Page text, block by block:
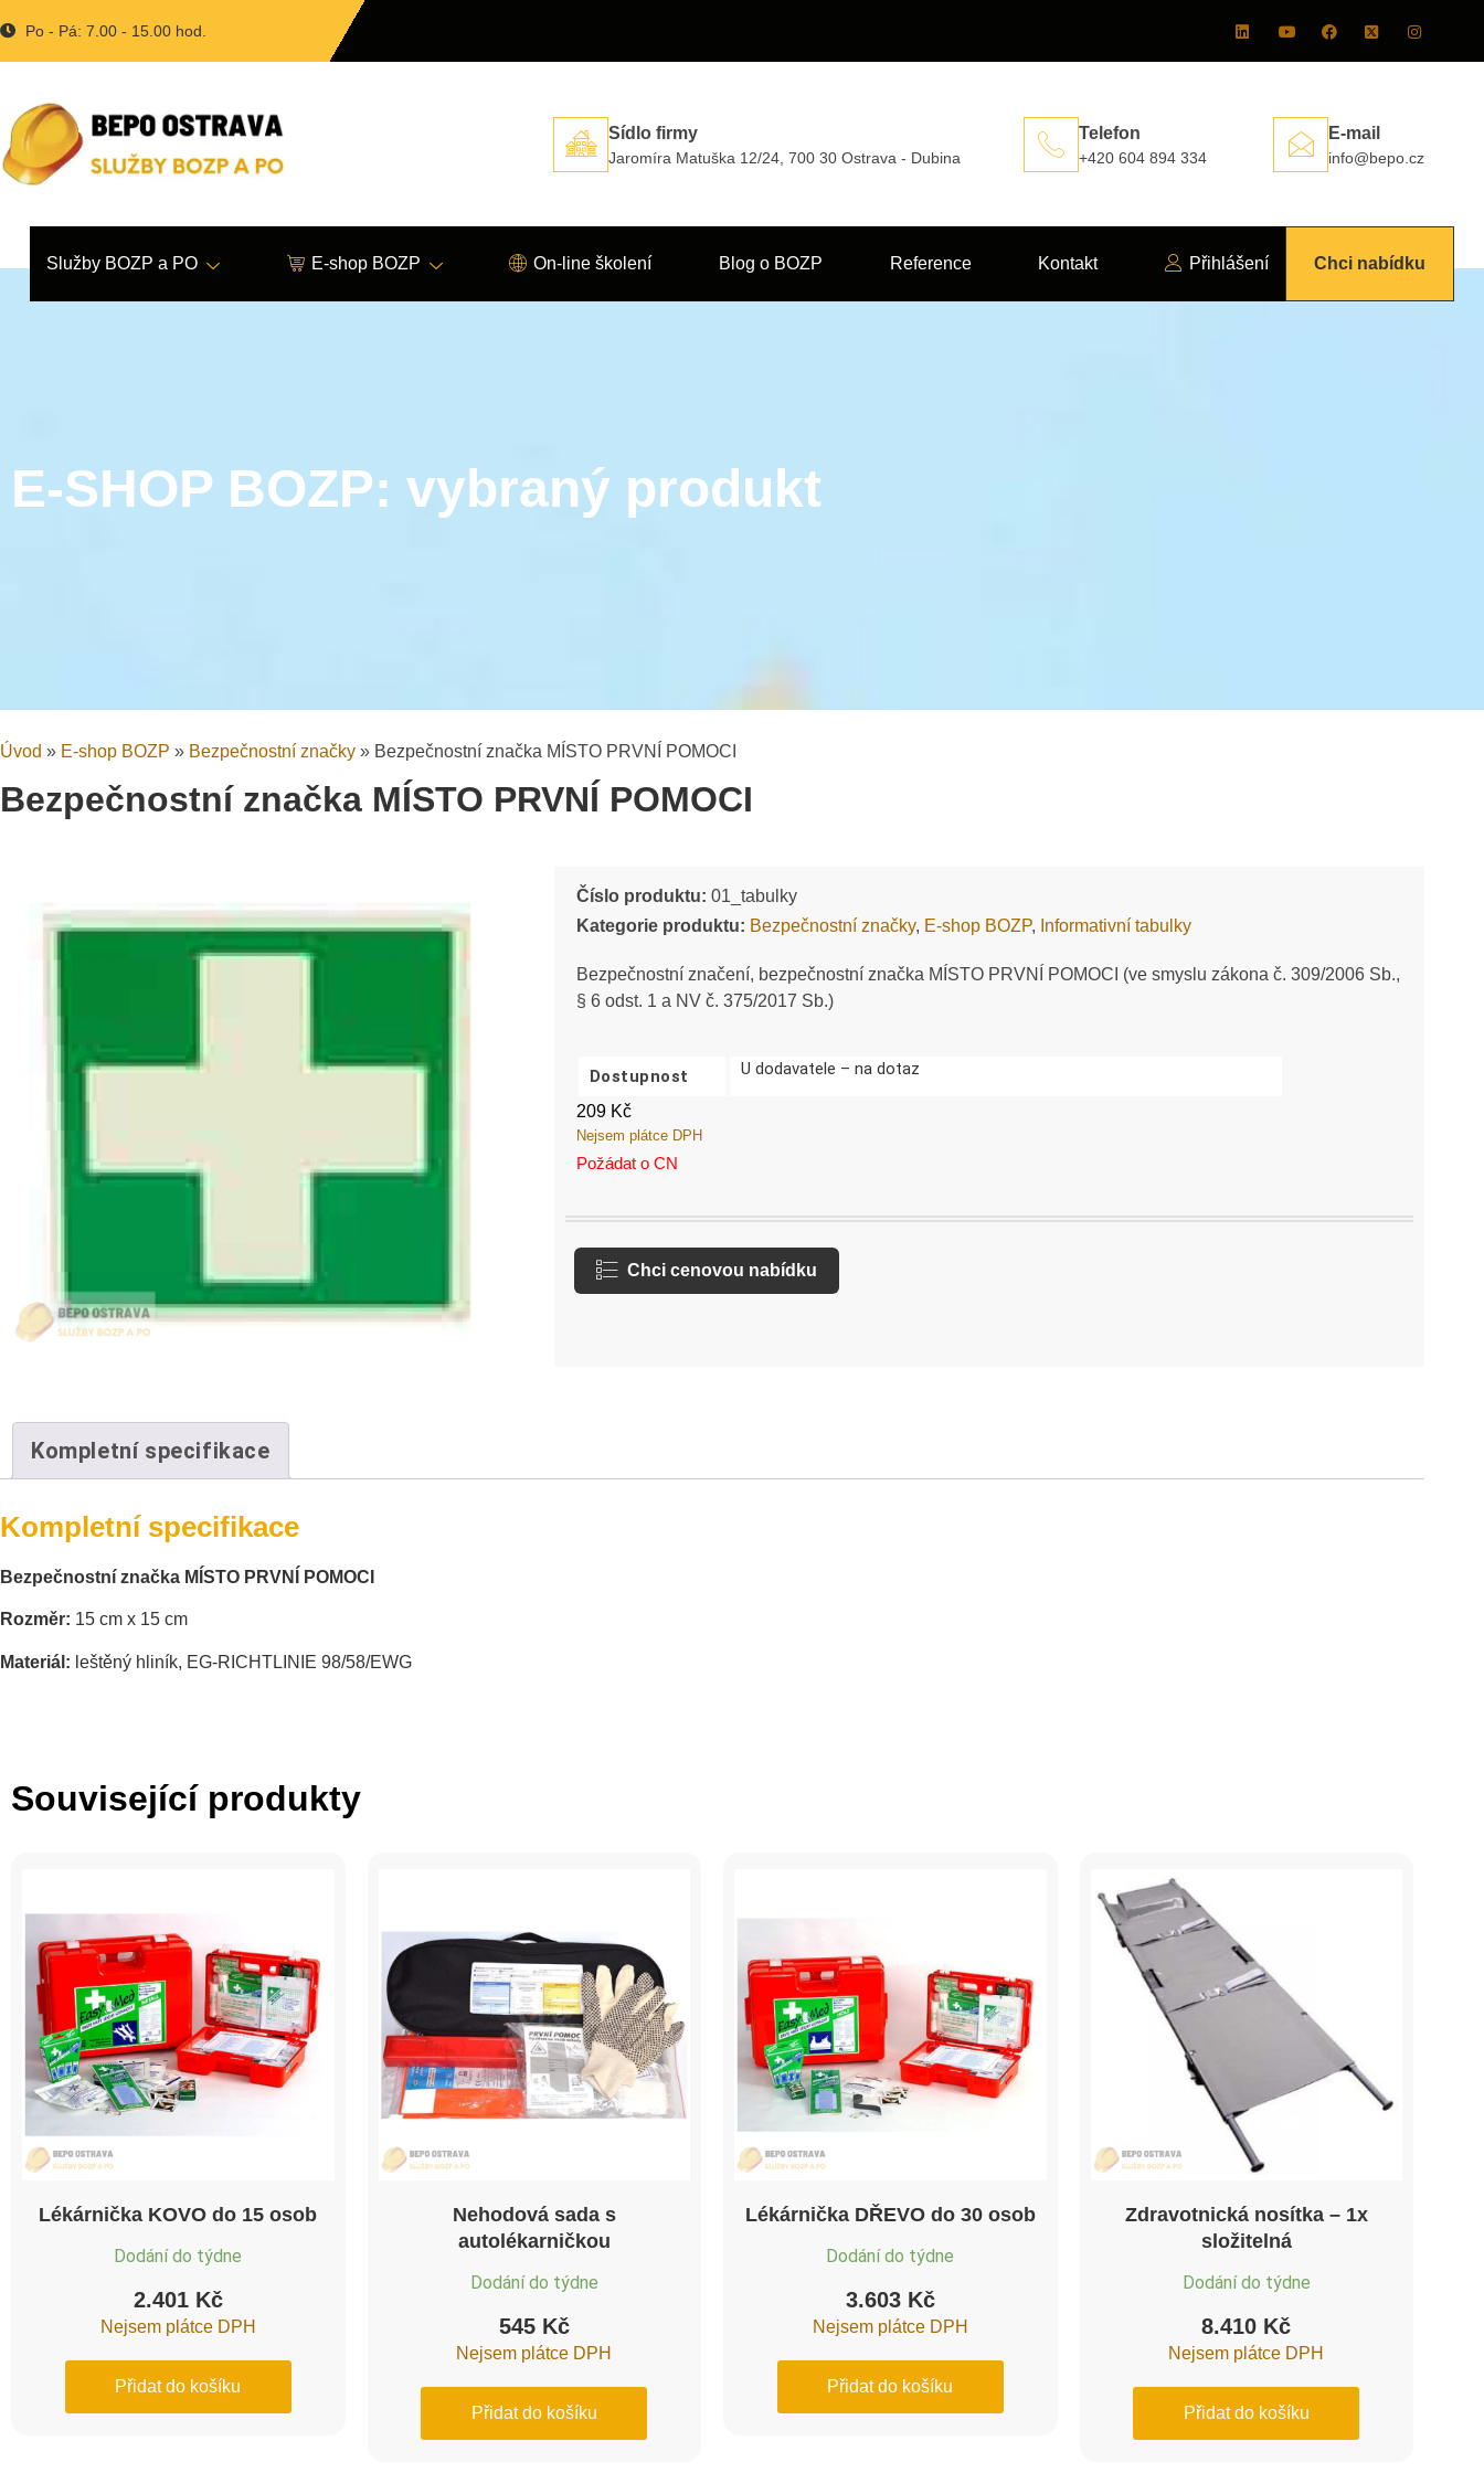
Po - Pá: 7.00 - 15.00 hod.
Sídlo firmy
Jaromíra Matuška 12/24, 700 30 Ostrava - Dubina
Telefon
+420 604 894 334
E-mail
info@bepo.cz
Služby BOZP a PO E-shop BOZP On-line školení Blog o BOZP Reference Kontakt Přihlášení Chci nabídku
E-SHOP BOZP: vybraný produkt
Úvod » E-shop BOZP » Bezpečnostní značky » Bezpečnostní značka MÍSTO PRVNÍ POMOCI
Bezpečnostní značka MÍSTO PRVNÍ POMOCI
Číslo produktu: 01_tabulky
Kategorie produktu: Bezpečnostní značky, E-shop BOZP, Informativní tabulky
Bezpečnostní značení, bezpečnostní značka MÍSTO PRVNÍ POMOCI (ve smyslu zákona č. 309/2006 Sb.,
§ 6 odst. 1 a NV č. 375/2017 Sb.)
Dostupnost U dodavatele – na dotaz
209 Kč
Nejsem plátce DPH
Požádat o CN
Chci cenovou nabídku
Kompletní specifikace
Kompletní specifikace
Bezpečnostní značka MÍSTO PRVNÍ POMOCI
Rozměr: 15 cm x 15 cm
Materiál: leštěný hliník, EG-RICHTLINIE 98/58/EWG
Související produkty
Lékárnička KOVO do 15 osob
Dodání do týdne
2.401 Kč
Nejsem plátce DPH
Přidat do košíku
Nehodová sada s
autolékarničkou
Dodání do týdne
545 Kč
Nejsem plátce DPH
Přidat do košíku
Lékárnička DŘEVO do 30 osob
Dodání do týdne
3.603 Kč
Nejsem plátce DPH
Přidat do košíku
Zdravotnická nosítka – 1x
složitelná
Dodání do týdne
8.410 Kč
Nejsem plátce DPH
Přidat do košíku